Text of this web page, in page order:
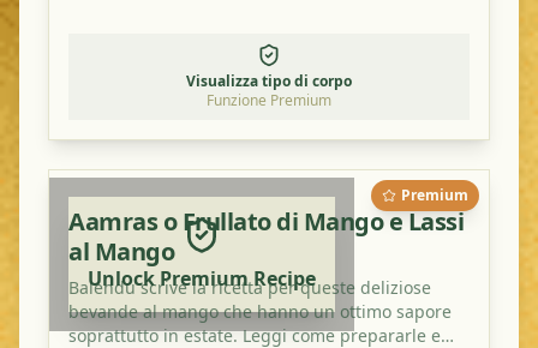
Visualizza tipo di corpo
Funzione Premium
Premium
Unlock Premium Recipe
Aamras o Frullato di Mango e Lassi
al Mango
Balendu scrive la ricetta per queste deliziose
bevande al mango che hanno un ottimo sapore
soprattutto in estate. Leggi come prepararle e